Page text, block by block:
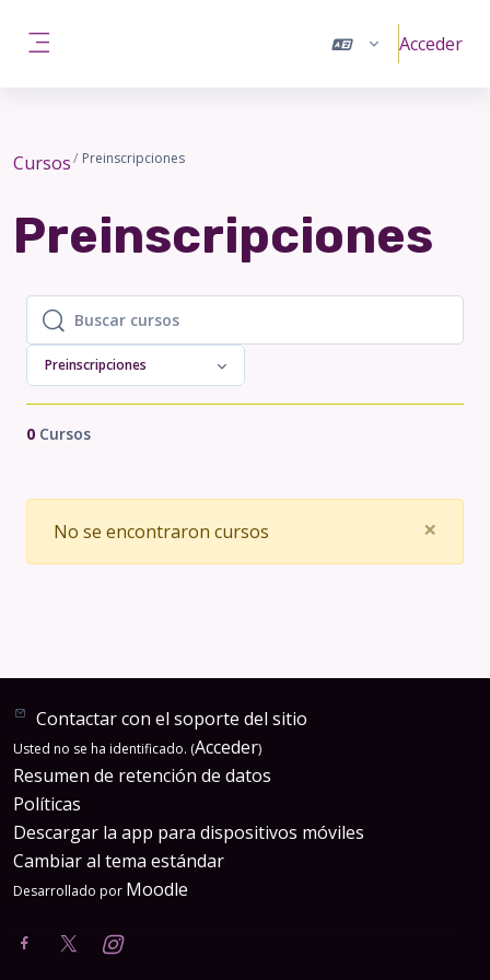
Acceder
Cursos Preinscripciones
Preinscripciones
Buscar cursos
Buscar cursos
Preinscripciones
0 Cursos
×
No se encontraron cursos
Contactar con el soporte del sitio
Usted no se ha identificado. (Acceder)
Resumen de retención de datos
Políticas
Descargar la app para dispositivos móviles
Cambiar al tema estándar
Desarrollado por Moodle